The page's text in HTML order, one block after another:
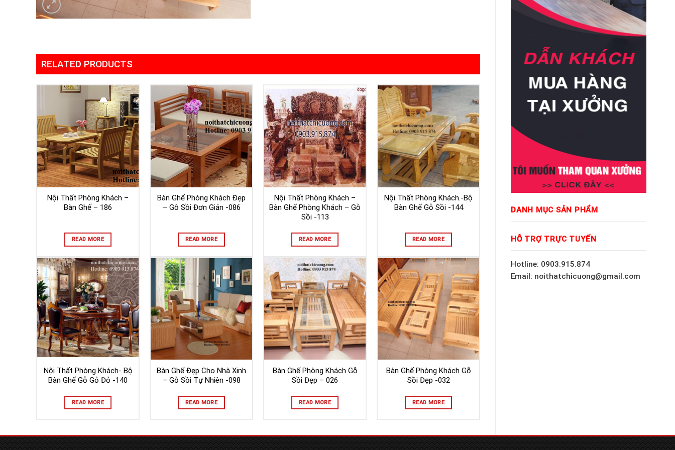
DANH MỤC SẢN PHẨM
HỖ TRỢ TRỰC TUYẾN
Hotline: 0903.915.874
Email: noithatchicuong@gmail.com
RELATED PRODUCTS
Nội Thất Phòng Khách –
Bàn Ghế – 186
READ MORE
Bàn Ghế Phòng Khách Đẹp
– Gỗ Sồi Đơn Giản -086
READ MORE
Nội Thất Phòng Khách –
Bàn Ghế Phòng Khách – Gỗ
Sồi -113
READ MORE
Nội Thất Phòng Khách.-Bộ
Bàn Ghế Gỗ Sồi -144
READ MORE
Nội Thất Phòng Khách- Bộ
Bàn Ghế Gỗ Gỏ Đỏ -140
READ MORE
Bàn Ghế Đẹp Cho Nhà Xinh
– Gỗ Sồi Tự Nhiên -098
READ MORE
Bàn Ghế Phòng Khách Gỗ
Sồi Đẹp – 026
READ MORE
Bàn Ghế Phòng Khách Gỗ
Sồi Đẹp -032
READ MORE